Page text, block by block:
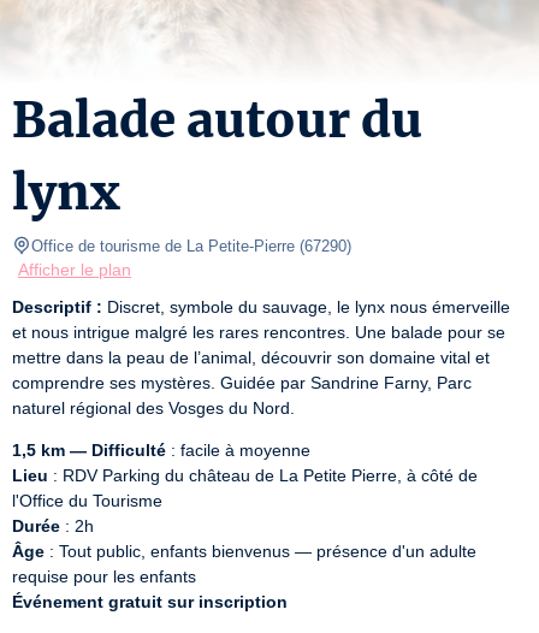
Balade autour du
lynx
Office de tourisme de La Petite-Pierre (67290)
Afficher le plan
Descriptif : Discret, symbole du sauvage, le lynx nous émerveille
et nous intrigue malgré les rares rencontres. Une balade pour se
mettre dans la peau de l’animal, découvrir son domaine vital et
comprendre ses mystères. Guidée par Sandrine Farny, Parc
naturel régional des Vosges du Nord.
1,5 km — Difficulté
Lieu : RDV Parking du château de La Petite Pierre, à côté de
Durée
Âge : Tout public, enfants bienvenus — présence d'un adulte
Événement gratuit sur inscription